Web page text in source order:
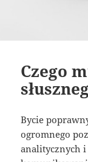
Czego
Bycie
ogromnego
analitycznych